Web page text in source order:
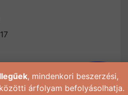
, mindenkori beszerzési,
árfolyam befolyásolhatja.